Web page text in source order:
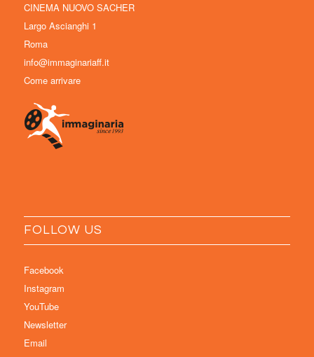
CINEMA NUOVO SACHER
Largo Ascianghi 1
Roma
info@immaginariaff.it
Come arrivare
FOLLOW US
Facebook
Instagram
YouTube
Newsletter
Email